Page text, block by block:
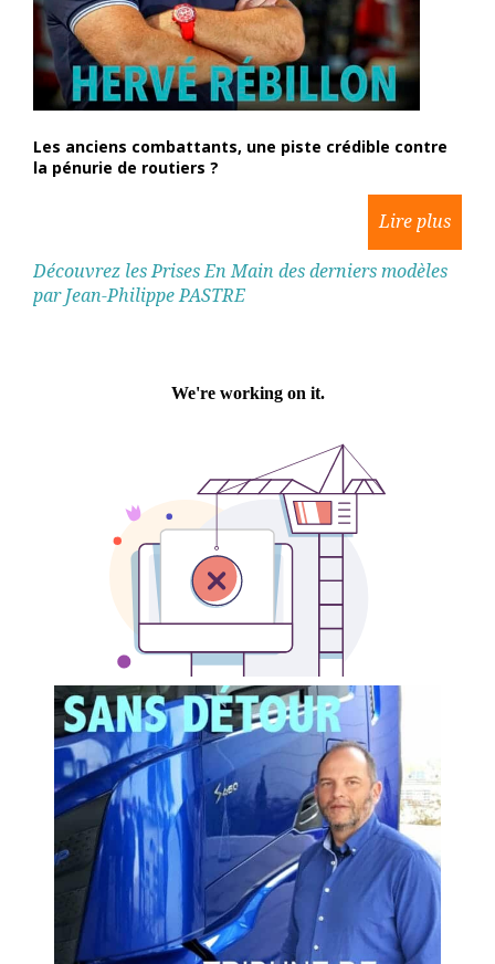
Les anciens combattants, une piste crédible contre
la pénurie de routiers ?
Découvrez les Prises En Main des derniers modèles
par Jean-Philippe PASTRE